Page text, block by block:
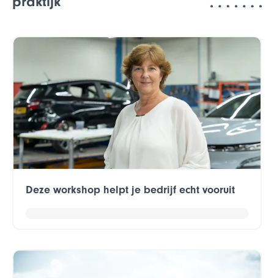
Deze workshop helpt je bedrijf echt vooruit